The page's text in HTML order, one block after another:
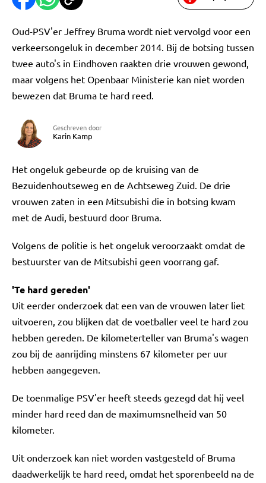
Oud-PSV'er Jeffrey Bruma wordt niet vervolgd voor een
verkeersongeluk in december 2014. Bij de botsing tussen
twee auto's in Eindhoven raakten drie vrouwen gewond,
maar volgens het Openbaar Ministerie kan niet worden
bewezen dat Bruma te hard reed.
Geschreven door
Karin Kamp
Het ongeluk gebeurde op de kruising van de
Bezuidenhoutseweg en de Achtseweg Zuid. De drie
vrouwen zaten in een Mitsubishi die in botsing kwam
met de Audi, bestuurd door Bruma.
Volgens de politie is het ongeluk veroorzaakt omdat de
bestuurster van de Mitsubishi geen voorrang gaf.
'Te hard gereden'
Uit eerder onderzoek dat een van de vrouwen later liet
uitvoeren, zou blijken dat de voetballer veel te hard zou
hebben gereden. De kilometerteller van Bruma's wagen
zou bij de aanrijding minstens 67 kilometer per uur
hebben aangegeven.
De toenmalige PSV'er heeft steeds gezegd dat hij veel
minder hard reed dan de maximumsnelheid van 50
kilometer.
Uit onderzoek kan niet worden vastgesteld of Bruma
daadwerkelijk te hard reed, omdat het sporenbeeld na de